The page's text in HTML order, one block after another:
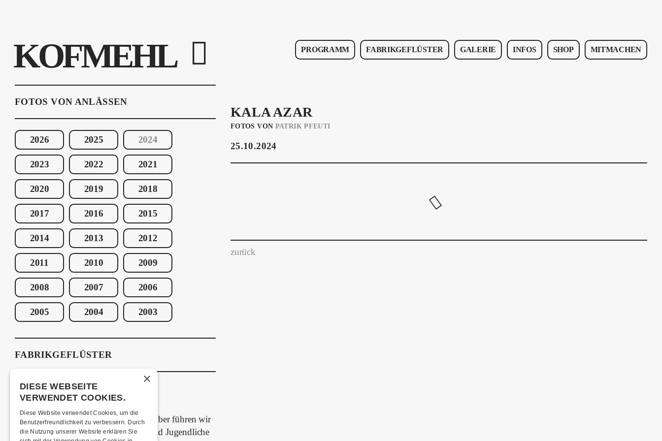
KOFMEHL PROGRAMM FABRIKGEFLÜSTER GALERIE INFOS SHOP MITMACHEN
KALA AZAR
FOTOS VON PATRIK PFEUTI
25.10.2024
zurück
FOTOS VON ANLÄSSEN
2026 2025 2024
2023 2022 2021
2020 2019 2018
2017 2016 2015
2014 2013 2012
2011 2010 2009
2008 2007 2006
2005 2004 2003
FABRIKGEFLÜSTER
Spray dein eigenes Graffiti! Im September führen wir
zwei Graffiti-Workshops für Kinder und Jugendliche
×
DIESE WEBSEITE
VERWENDET COOKIES.
Diese Website verwendet Cookies, um die
Benutzerfreundlichkeit zu verbessern. Durch
die Nutzung unserer Website erklären Sie